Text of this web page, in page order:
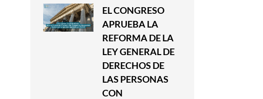
EL CONGRESO
APRUEBA LA
REFORMA DE LA
LEY GENERAL DE
DERECHOS DE
LAS PERSONAS
CON